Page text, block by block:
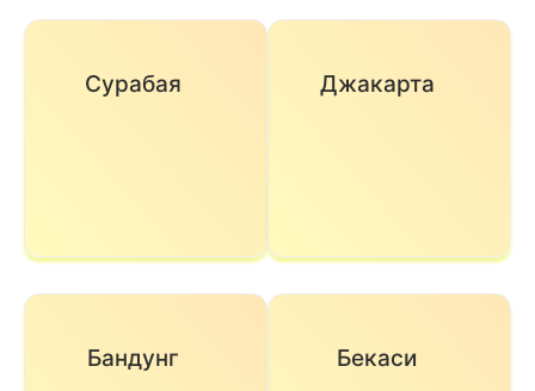
Сурабая Джакарта
Бандунг Бекаси